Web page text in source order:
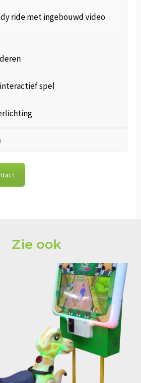
ride met ingebouwd video
spel
Zie ook